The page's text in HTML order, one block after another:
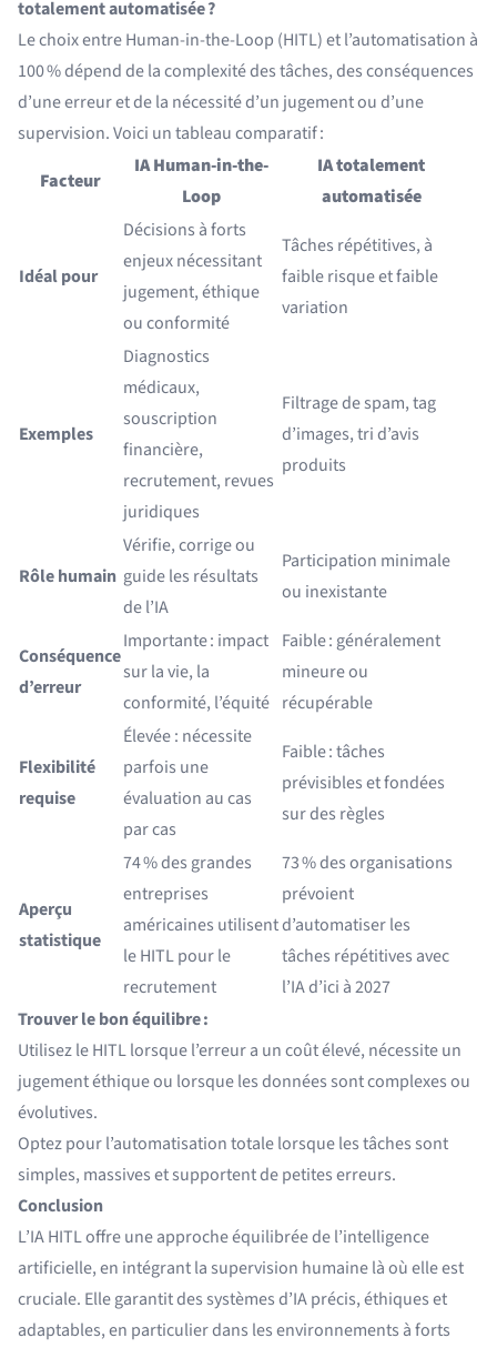
totalement automatisée ?
Le choix entre Human-in-the-Loop (HITL) et l’automatisation à
100 % dépend de la complexité des tâches, des conséquences
d’une erreur et de la nécessité d’un jugement ou d’une
supervision. Voici un tableau comparatif :
Facteur
IA Human-in-the-
Loop
IA totalement
automatisée
Idéal pour
Décisions à forts
enjeux nécessitant
jugement, éthique
ou conformité
Tâches répétitives, à
faible risque et faible
variation
Exemples
Diagnostics
médicaux,
souscription
financière,
recrutement, revues
juridiques
Filtrage de spam, tag
d’images, tri d’avis
produits
Rôle humain
Vérifie, corrige ou
guide les résultats
de l’IA
Participation minimale
ou inexistante
Conséquence
d’erreur
Importante : impact
sur la vie, la
conformité, l’équité
Faible : généralement
mineure ou
récupérable
Flexibilité
requise
Élevée : nécessite
parfois une
évaluation au cas
par cas
Faible : tâches
prévisibles et fondées
sur des règles
Aperçu
statistique
74 % des grandes
entreprises
américaines utilisent
le HITL pour le
recrutement
73 % des organisations
prévoient
d’automatiser les
tâches répétitives avec
l’IA d’ici à 2027
Trouver le bon équilibre :
Utilisez le HITL lorsque l’erreur a un coût élevé, nécessite un
jugement éthique ou lorsque les données sont complexes ou
évolutives.
Optez pour l’automatisation totale lorsque les tâches sont
simples, massives et supportent de petites erreurs.
Conclusion
L’IA HITL offre une approche équilibrée de l’intelligence
artificielle, en intégrant la supervision humaine là où elle est
cruciale. Elle garantit des systèmes d’IA précis, éthiques et
adaptables, en particulier dans les environnements à forts